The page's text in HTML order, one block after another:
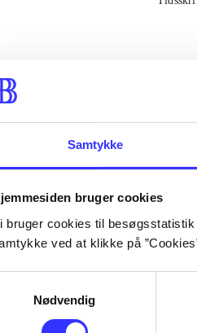
Samtykke
bruger cookies
bruger cookies til
ved at klikke på
Nødvendig
...